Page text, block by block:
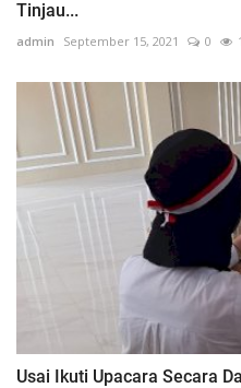
Tinjau...
admin September 15, 2021 0
Usai Ikuti Upacara Secara